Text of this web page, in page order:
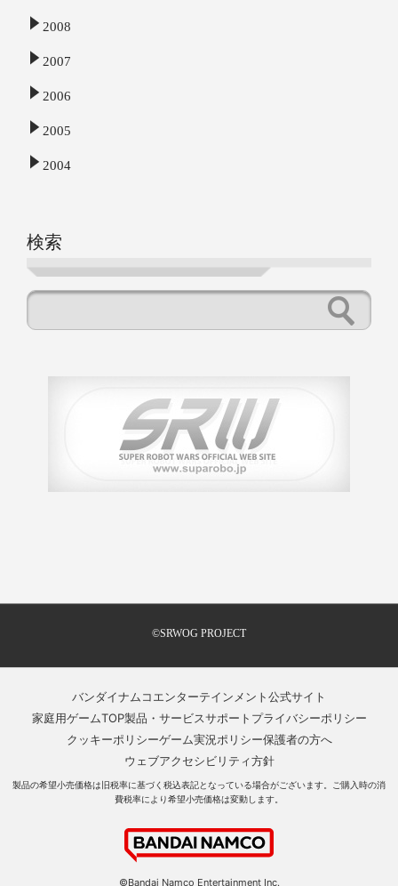
2008
2007
2006
2005
2004
検索
©SRWOG PROJECT
バンダイナムコエンターテインメント公式サイト
家庭用ゲームTOP製品・サービスサポート プライバシーポリシー
クッキーポリシーゲーム実況ポリシー保護者の方へ
ウェブアクセシビリティ方針
製品の希望小売価格は旧税率に基づく税込表記となっている場合がございます。ご購入時の消
費税率により希望小売価格は変動します。
©Bandai Namco Entertainment Inc.